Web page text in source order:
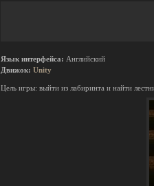
Язык интерфейса: Английский
Движок: Unity
Цель игры: выйти из лабиринта и найти